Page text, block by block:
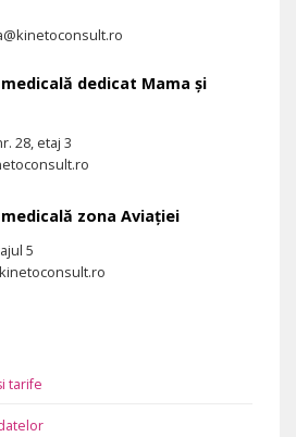
dedicat Mama și
28, etaj 3
zona Aviației
5
tarife